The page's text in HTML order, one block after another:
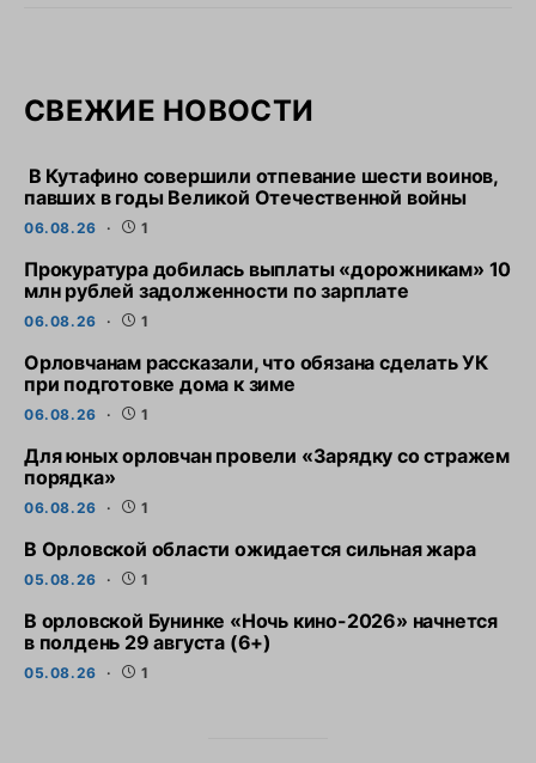
СВЕЖИЕ НОВОСТИ
В Кутафино совершили отпевание шести воинов,
павших в годы Великой Отечественной войны
06.08.26 1
Прокуратура добилась выплаты «дорожникам» 10
млн рублей задолженности по зарплате
06.08.26 1
Орловчанам рассказали, что обязана сделать УК
при подготовке дома к зиме
06.08.26 1
Для юных орловчан провели «Зарядку со стражем
порядка»
06.08.26 1
В Орловской области ожидается сильная жара
05.08.26 1
В орловской Бунинке «Ночь кино-2026» начнется
в полдень 29 августа (6+)
05.08.26 1